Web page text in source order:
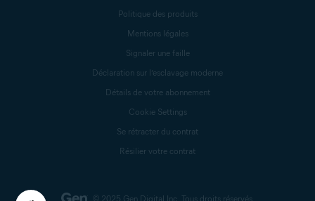
© 2025 Gen Digital Inc. Tous droits réservés.
Politique des produits
Mentions légales
Signaler une faille
Déclaration sur l’esclavage moderne
Détails de votre abonnement
Cookie Settings
Se rétracter du contrat
Résilier votre contrat